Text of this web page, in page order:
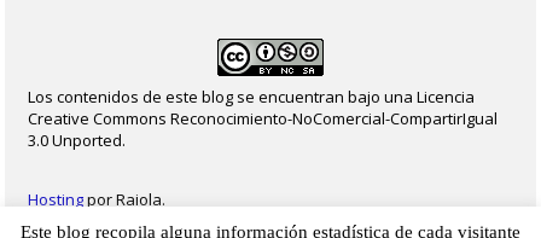
Los contenidos de este blog se encuentran bajo una Licencia
Creative Commons Reconocimiento-NoComercial-CompartirIgual
3.0 Unported.
Hostingpor Raiola.
Este blog recopila alguna información estadística de cada visitante